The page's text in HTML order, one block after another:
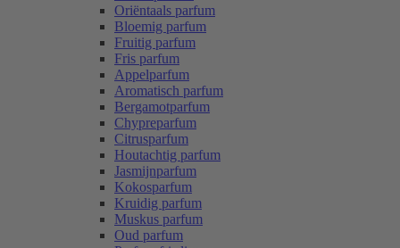
Oriëntaals parfum
Bloemig parfum
Fruitig parfum
Fris parfum
Appelparfum
Aromatisch parfum
Bergamotparfum
Chypreparfum
Citrusparfum
Houtachtig parfum
Jasmijnparfum
Kokosparfum
Kruidig parfum
Muskus parfum
Oud parfum